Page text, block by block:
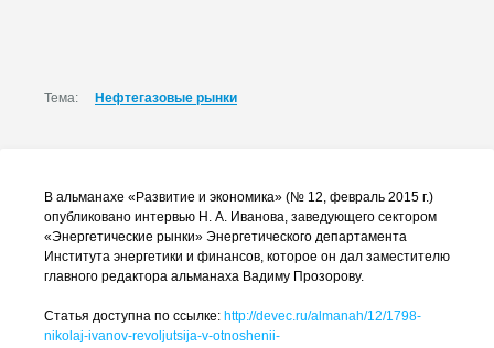
Тема: Нефтегазовые рынки
В альманахе «Развитие и экономика» (№ 12, февраль 2015 г.)
опубликовано интервью Н. А. Иванова, заведующего сектором
«Энергетические рынки» Энергетического департамента
Института энергетики и финансов, которое он дал заместителю
главного редактора альманаха Вадиму Прозорову.
Статья доступна по ссылке: http://devec.ru/almanah/12/1798-
nikolaj-ivanov-revoljutsija-v-otnoshenii-